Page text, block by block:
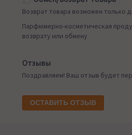
Возврат товара возможен только
Парфюмерно-косметическая
возврату или обмену
Отзывы
Поздравляем! Ваш отзыв будет
ОСТАВИТЬ ОТЗЫВ